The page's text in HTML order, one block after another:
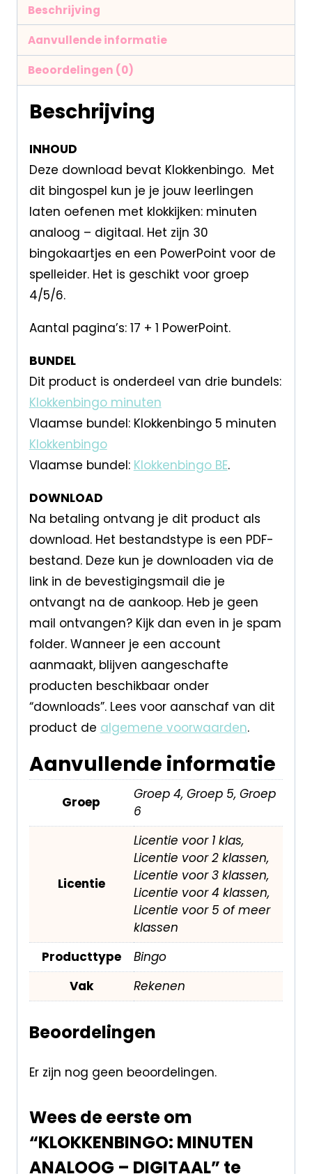
Beschrijving
Aanvullende informatie
Beoordelingen (0)
Beschrijving
INHOUD
Deze download bevat Klokkenbingo. Met
dit bingospel kun je je jouw leerlingen
laten oefenen met klokkijken: minuten
analoog – digitaal. Het zijn 30
bingokaartjes en een PowerPoint voor de
spelleider. Het is geschikt voor groep
4/5/6.
Aantal pagina’s: 17 + 1 PowerPoint.
BUNDEL
Dit product is onderdeel van drie bundels:
Klokkenbingo minuten
Vlaamse bundel: Klokkenbingo 5 minuten
Klokkenbingo
Vlaamse bundel: Klokkenbingo BE.
DOWNLOAD
Na betaling ontvang je dit product als
download. Het bestandstype is een PDF-
bestand. Deze kun je downloaden via de
link in de bevestigingsmail die je
ontvangt na de aankoop. Heb je geen
mail ontvangen? Kijk dan even in je spam
folder. Wanneer je een account
aanmaakt, blijven aangeschafte
producten beschikbaar onder
“downloads”. Lees voor aanschaf van dit
product de algemene voorwaarden.
Aanvullende informatie
Groep
Groep 4, Groep 5, Groep
6
Licentie
Licentie voor 1 klas,
Licentie voor 2 klassen,
Licentie voor 3 klassen,
Licentie voor 4 klassen,
Licentie voor 5 of meer
klassen
Producttype
Bingo
Vak
Rekenen
Beoordelingen
Er zijn nog geen beoordelingen.
Wees de eerste om
“KLOKKENBINGO: MINUTEN
ANALOOG – DIGITAAL” te